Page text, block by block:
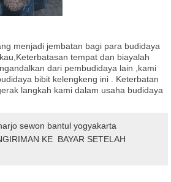
menjadi jembatan bagi para budidaya
tempat dan biayalah
dari pembudidaya lain ,kami
bibit kelengkeng ini . Keterbatan
langkah kami dalam usaha budidaya
sewon bantul yogyakarta
KE BAYAR SETELAH